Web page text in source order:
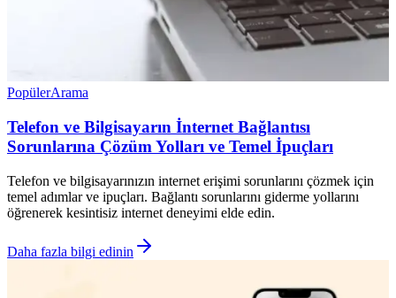
PopülerArama
Telefon ve Bilgisayarın İnternet Bağlantısı
Sorunlarına Çözüm Yolları ve Temel İpuçları
Telefon ve bilgisayarınızın internet erişimi sorunlarını çözmek için
temel adımlar ve ipuçları. Bağlantı sorunlarını giderme yollarını
öğrenerek kesintisiz internet deneyimi elde edin.
Daha fazla bilgi edinin